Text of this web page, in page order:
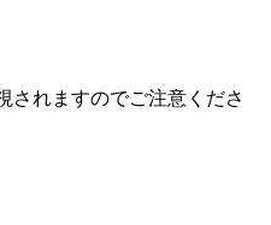
されますのでご注意くださ